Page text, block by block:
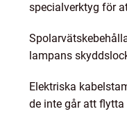
specialverktyg för
lampans
Elektriska
de inte går att flytta